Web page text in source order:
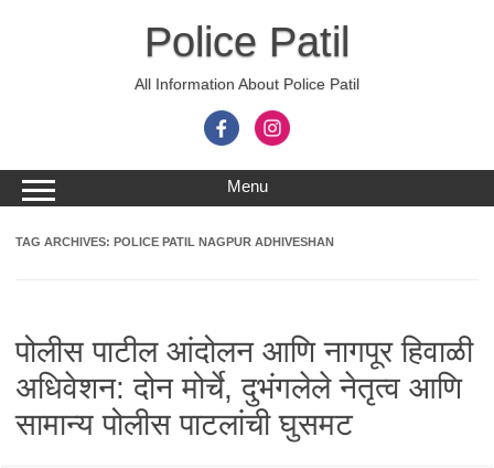
Police Patil
All Information About Police Patil
Menu
TAG ARCHIVES: POLICE PATIL NAGPUR ADHIVESHAN
पोलीस पाटील आंदोलन आणि नागपूर हिवाळी
अधिवेशन: दोन मोर्चे, दुभंगलेले नेतृत्व आणि
सामान्य पोलीस पाटलांची घुसमट